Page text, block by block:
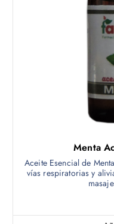
Menta
Aceite Esencial de
vías respiratorias y